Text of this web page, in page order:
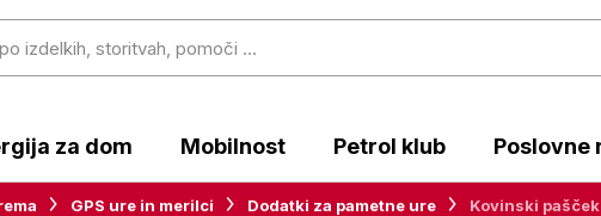
za dom Mobilnost Petrol klub Poslovne
GPS ure in merilci Dodatki za pametne ure Kovinski